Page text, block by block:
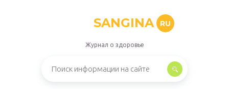
SANGINA RU
Журнал о здоровье